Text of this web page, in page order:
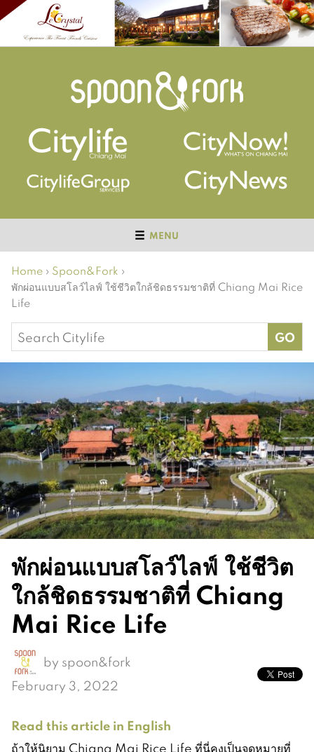
MENU
Home › Spoon&Fork ›
พักผ่อนแบบสโลว์ไลฟ์ ใช้ชีวิตใกล้ชิดธรรมชาติที่ Chiang Mai Rice
Life
Search
for:
พักผ่อนแบบสโลว์ไลฟ์ ใช้ชีวิต
ใกล้ชิดธรรมชาติที่ Chiang
Mai Rice Life
by spoon&fork
February 3, 2022
Read this article in English
ถ้าให้นิยาม Chiang Mai Rice Life ที่นี่คงเป็นจุดหมายที่